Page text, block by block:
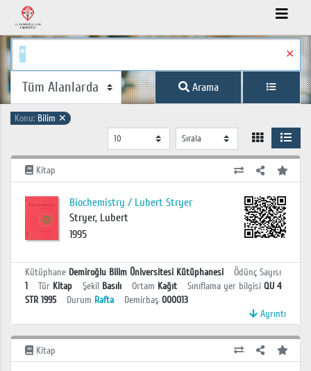
✕
Arama
Konu: Bilim ✕
Kitap
Biochemistry / Lubert Stryer
Stryer, Lubert
1995
Kütüphane Demiroğlu Bilim Üniversitesi Kütüphanesi
Ödünç Sayısı
1
Tür Kitap Şekil Basılı Ortam Kağıt Sınıflama yer bilgisi QU 4
STR 1995
Durum Rafta Demirbaş 000013
Ayrıntı
Kitap